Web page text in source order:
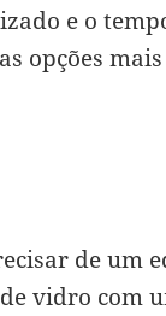
e o
opções
de um
vidro com